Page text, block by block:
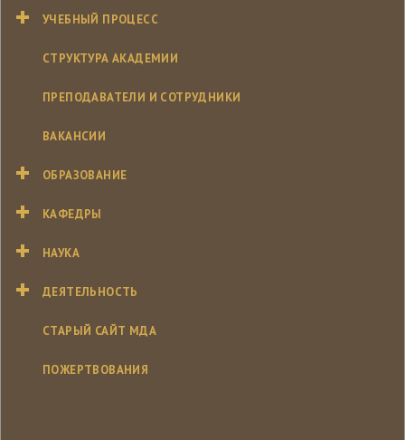
УЧЕБНЫЙ ПРОЦЕСС
СТРУКТУРА АКАДЕМИИ
ПРЕПОДАВАТЕЛИ И СОТРУДНИКИ
ВАКАНСИИ
ОБРАЗОВАНИЕ
КАФЕДРЫ
НАУКА
ДЕЯТЕЛЬНОСТЬ
СТАРЫЙ САЙТ МДА
ПОЖЕРТВОВАНИЯ